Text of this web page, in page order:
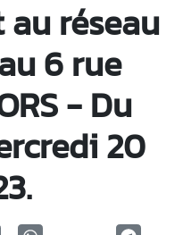
réseau
6 rue
- Du
20